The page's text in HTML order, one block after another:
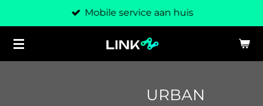
direct
naar
de
Mobile service aan huis
URBAN